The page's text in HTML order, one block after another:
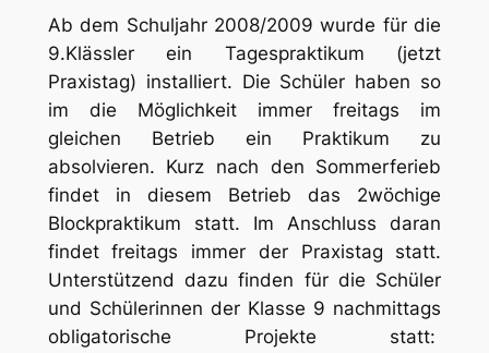
Ab dem Schuljahr 2008/2009 wurde für die
9.Klässler ein Tagespraktikum (jetzt
Praxistag) installiert. Die Schüler haben so
im die Möglichkeit immer freitags im
gleichen Betrieb ein Praktikum zu
absolvieren. Kurz nach den Sommerferieb
findet in diesem Betrieb das 2wöchige
Blockpraktikum statt. Im Anschluss daran
findet freitags immer der Praxistag statt.
Unterstützend dazu finden für die Schüler
und Schülerinnen der Klasse 9 nachmittags
obligatorische Projekte statt: